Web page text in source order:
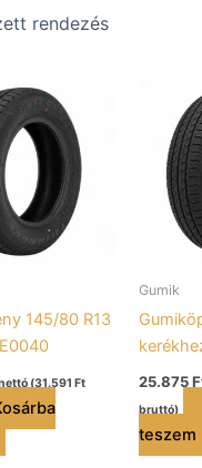
145/80 R13
(31.591 Ft
Gumik
25.875
bruttó)
teszem